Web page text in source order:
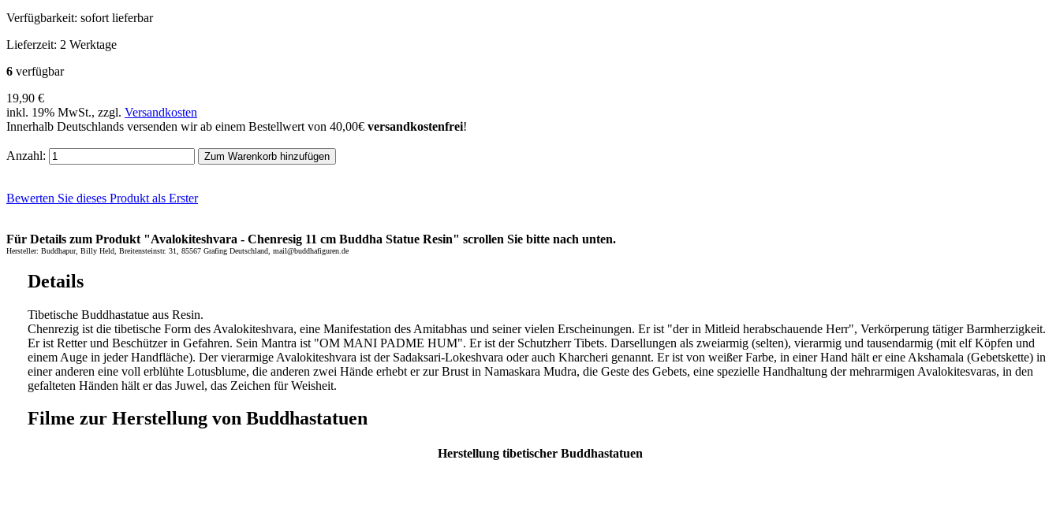
Verfügbarkeit: sofort lieferbar
Lieferzeit: 2 Werktage
6 verfügbar
19,90 €
inkl. 19% MwSt., zzgl. Versandkosten
Innerhalb Deutschlands versenden wir ab einem Bestellwert von 40,00€ versandkostenfrei!
Anzahl: Zum Warenkorb hinzufügen
Bewerten Sie dieses Produkt als Erster
Für Details zum Produkt "Avalokiteshvara - Chenresig 11 cm Buddha Statue Resin" scrollen Sie bitte nach unten.
Hersteller: Buddhapur, Billy Held, Breitensteinstr. 31, 85567 Grafing Deutschland, mail@buddhafiguren.de
Details
Tibetische Buddhastatue aus Resin.
Chenrezig ist die tibetische Form des Avalokiteshvara, eine Manifestation des Amitabhas und seiner vielen Erscheinungen. Er ist "der in Mitleid herabschauende Herr", Verkörperung tätiger Barmherzigkeit.
Er ist Retter und Beschützer in Gefahren. Sein Mantra ist "OM MANI PADME HUM". Er ist der Schutzherr Tibets. Darsellungen als zweiarmig (selten), vierarmig und tausendarmig (mit elf Köpfen und
einem Auge in jeder Handfläche). Der vierarmige Avalokiteshvara ist der Sadaksari-Lokeshvara oder auch Kharcheri genannt. Er ist von weißer Farbe, in einer Hand hält er eine Akshamala (Gebetskette) in
einer anderen eine voll erblühte Lotusblume, die anderen zwei Hände erhebt er zur Brust in Namaskara Mudra, die Geste des Gebets, eine spezielle Handhaltung der mehrarmigen Avalokitesvaras, in den
gefalteten Händen hält er das Juwel, das Zeichen für Weisheit.
Filme zur Herstellung von Buddhastatuen
Herstellung tibetischer Buddhastatuen